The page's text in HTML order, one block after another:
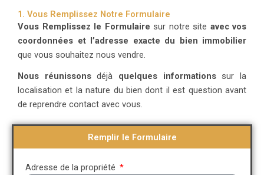
1. Vous Remplissez Notre Formulaire
Vous Remplissez le Formulaire sur notre site avec vos
coordonnées et l’adresse exacte du bien immobilier
que vous souhaitez nous vendre.
Nous réunissonsdéjà quelques informationssur la
localisation et la nature du bien dont il est question avant
de reprendre contact avec vous.
Remplir le Formulaire
Adresse de la propriété